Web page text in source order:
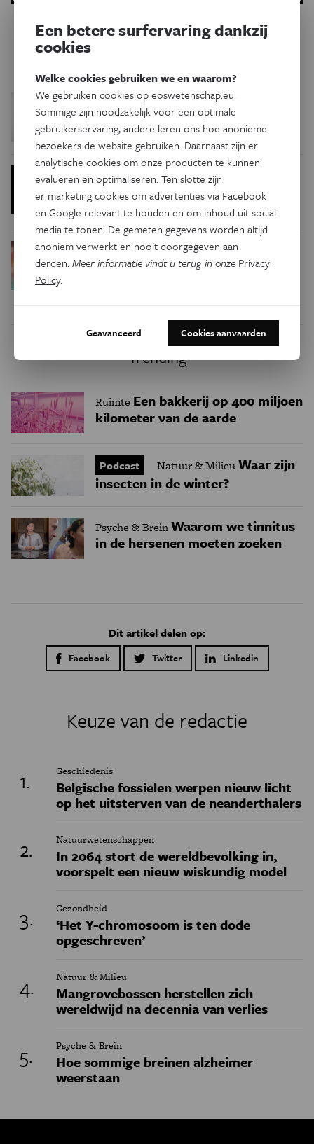
Gerelateerde artikels
GezondheidAntibiotica kunnen het
darmmicrobioom jarenlang
beïnvloeden
Eos Blogs Gezondheid
darmmicrobioom is beschadigd,
en dat maakt ons kwetsbaar
Psyche & BreinGezonde
darmbacteriën tegen
Trending
Ruimte Een bakkerij op 400 miljoen
kilometer van de aarde
Podcast Natuur & MilieuWaar zijn
insecten in de winter?
Psyche & BreinWaarom we tinnitus
in de hersenen moeten zoeken
Dit artikel delen op:
Facebook Twitter Linkedin
Keuze van de redactie
Geschiedenis
Belgische fossielen werpen nieuw licht
op het uitsterven van de neanderthalers
Natuurwetenschappen
In 2064 stort de wereldbevolking in,
voorspelt een nieuw wiskundig model
Gezondheid
‘Het Y-chromosoom is ten dode
opgeschreven’
Natuur & Milieu
Mangrovebossen herstellen zich
wereldwijd na decennia van verlies
Psyche & Brein
Hoe sommige breinen alzheimer
weerstaan
Een betere surfervaring dankzij
cookies
Welke cookies gebruiken we en waarom?
We gebruiken cookies op eoswetenschap.eu.
Sommige zijn noodzakelijk voor een optimale
gebruikerservaring, andere leren ons hoe anonieme
bezoekers de website gebruiken. Daarnaast zijn er
analytische cookies om onze producten te kunnen
evalueren en optimaliseren. Ten slotte zijn
er marketing cookies om advertenties via Facebook
en Google relevant te houden en om inhoud uit social
media te tonen. De gemeten gegevens worden altijd
anoniem verwerkt en nooit doorgegeven aan
derden.Meer informatie vindt u terug in onze Privacy
Policy.
Geavanceerd Cookies aanvaarden